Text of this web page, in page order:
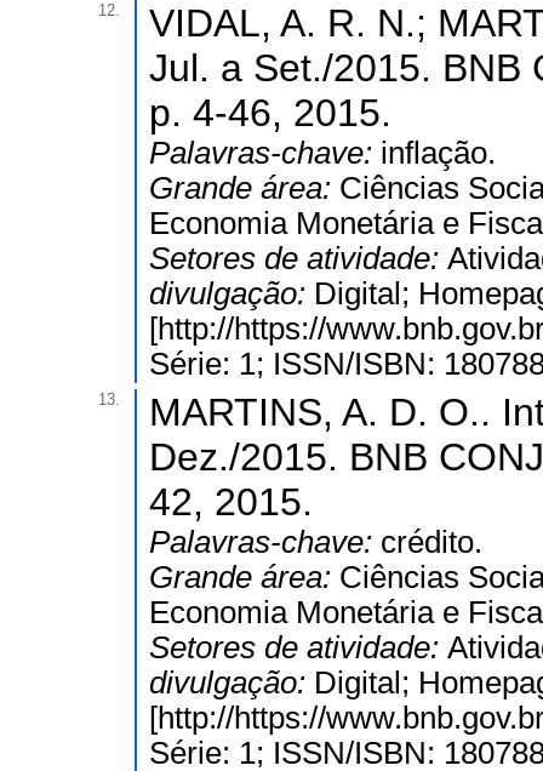
12.
VIDAL, A. R. N.;
Jul. a Set./2015. BNB
p. 4-46, 2015.
Palavras-chave: inflação.
Grande área: Ciências
Economia Monetária e
Setores de atividade:
divulgação: Digital;
[http://https://
Série: 1; ISSN/ISBN:
13.
MARTINS, A. D. O..
Dez./2015. BNB
42, 2015.
Palavras-chave: crédito.
Grande área: Ciências
Economia Monetária e
Setores de atividade:
divulgação: Digital;
[http://https://
Série: 1; ISSN/ISBN: